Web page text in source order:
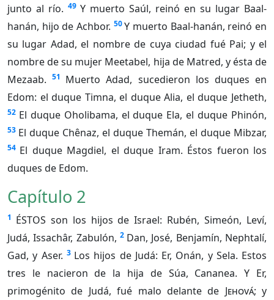
junto al río. 49 Y muerto Saúl, reinó en su lugar Baal-
hanán, hijo de Achbor. 50 Y muerto Baal-hanán, reinó en
su lugar Adad, el nombre de cuya ciudad fué Pai; y el
nombre de su mujer Meetabel, hija de Matred, y ésta de
Mezaab. 51
Muerto Adad, sucedieron los duques en
Edom: el duque Timna, el duque Alia, el duque Jetheth,
52 El duque Oholibama, el duque Ela, el duque Phinón,
53 El duque Chênaz, el duque Themán, el duque Mibzar,
54 El duque Magdiel, el duque Iram. Éstos fueron los
duques de Edom.
Capítulo 2
1 ÉSTOS son los hijos de Israel: Rubén, Simeón, Leví,
Judá, Issachâr, Zabulón, 2 Dan, José, Benjamín, Nephtalí,
Gad, y Aser. 3 Los hijos de Judá: Er, Onán, y Sela. Estos
tres le nacieron de la hija de Súa, Cananea. Y Er,
primogénito de Judá, fué malo delante de Jehová; y